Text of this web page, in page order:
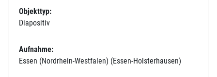
Objekttyp:
Diapositiv
Aufnahme:
Essen (Nordrhein-Westfalen) (Essen-Holsterhausen)